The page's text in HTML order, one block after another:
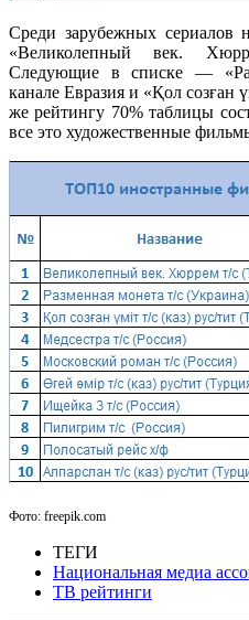
Среди зарубежных сериалов
«Великолепный век.
Следующие в списке —
канале Евразия и «Қол созған
же рейтингу 70% таблицы
все это художественные
Фото: freepik.com
ТЕГИ
Национальная медиа
ТВ рейтинги